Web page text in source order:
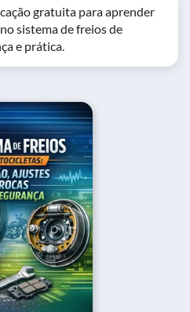
gratuita para aprender
sistema de freios de
e prática.